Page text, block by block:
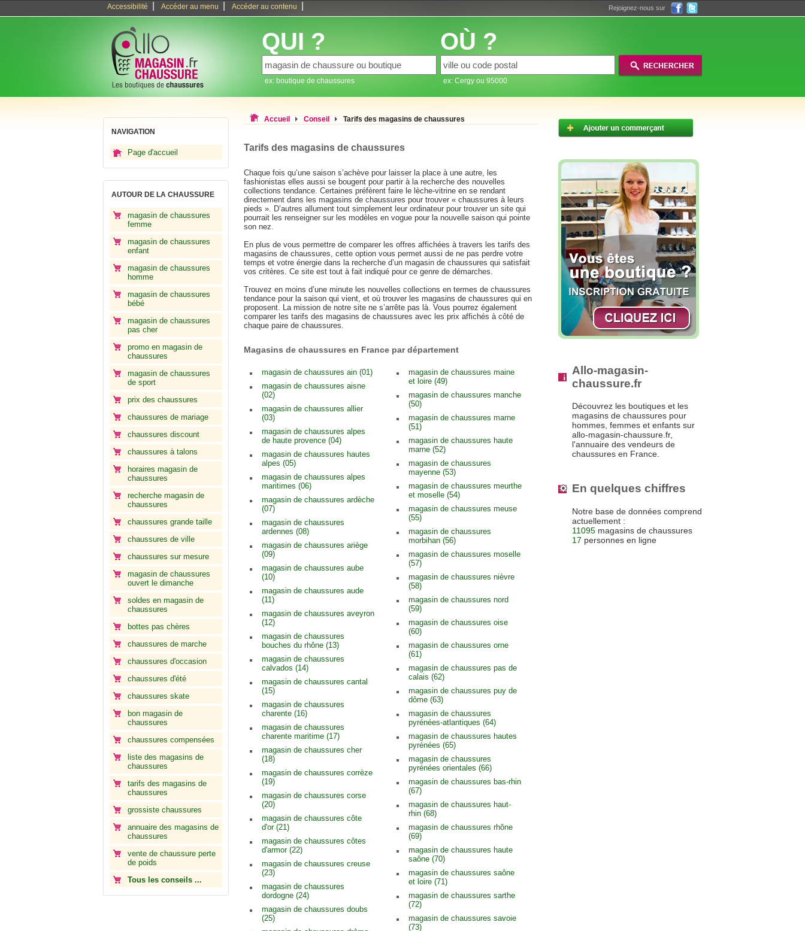
Accessibilité Accéder au menu Accéder au contenu Rejoignez-nous sur
QUI ?
ex: boutique de chaussures
OÙ ?
ex: Cergy ou 95000
NAVIGATION
Page d'accueil
AUTOUR DE LA CHAUSSURE
magasin de chaussures
femme
magasin de chaussures
enfant
magasin de chaussures
homme
magasin de chaussures
bébé
magasin de chaussures
pas cher
promo en magasin de
chaussures
magasin de chaussures
de sport
prix des chaussures
chaussures de mariage
chaussures discount
chaussures à talons
horaires magasin de
chaussures
recherche magasin de
chaussures
chaussures grande taille
chaussures de ville
chaussures sur mesure
magasin de chaussures
ouvert le dimanche
soldes en magasin de
chaussures
bottes pas chères
chaussures de marche
chaussures d'occasion
chaussures d'été
chaussures skate
bon magasin de
chaussures
chaussures compensées
liste des magasins de
chaussures
tarifs des magasins de
chaussures
grossiste chaussures
annuaire des magasins de
chaussures
vente de chaussure perte
de poids
Tous les conseils ...
Accueil Conseil Tarifs des magasins de chaussures
Tarifs des magasins de chaussures
Chaque fois qu’une saison s’achève pour laisser la place à une autre, les
fashionistas elles aussi se bougent pour partir à la recherche des nouvelles
collections tendance. Certaines préfèrent faire le lèche-vitrine en se rendant
directement dans les magasins de chaussures pour trouver « chaussures à leurs
pieds ». D’autres allument tout simplement leur ordinateur pour trouver un site qui
pourrait les renseigner sur les modèles en vogue pour la nouvelle saison qui pointe
son nez.
En plus de vous permettre de comparer les offres affichées à travers les tarifs des
magasins de chaussures, cette option vous permet aussi de ne pas perdre votre
temps et votre énergie dans la recherche d’un magasin de chaussures qui satisfait
vos critères. Ce site est tout à fait indiqué pour ce genre de démarches.
Trouvez en moins d’une minute les nouvelles collections en termes de chaussures
tendance pour la saison qui vient, et où trouver les magasins de chaussures qui en
proposent. La mission de notre site ne s’arrête pas là. Vous pourrez également
comparer les tarifs des magasins de chaussures avec les prix affichés à côté de
chaque paire de chaussures.
Magasins de chaussures en France par département
magasin de chaussures ain (01)
magasin de chaussures aisne
(02)
magasin de chaussures allier
(03)
magasin de chaussures alpes
de haute provence (04)
magasin de chaussures hautes
alpes (05)
magasin de chaussures alpes
maritimes (06)
magasin de chaussures ardèche
(07)
magasin de chaussures
ardennes (08)
magasin de chaussures ariège
(09)
magasin de chaussures aube
(10)
magasin de chaussures aude
(11)
magasin de chaussures aveyron
(12)
magasin de chaussures
bouches du rhône (13)
magasin de chaussures
calvados (14)
magasin de chaussures cantal
(15)
magasin de chaussures
charente (16)
magasin de chaussures
charente maritime (17)
magasin de chaussures cher
(18)
magasin de chaussures corrèze
(19)
magasin de chaussures corse
(20)
magasin de chaussures côte
d'or (21)
magasin de chaussures côtes
d'armor (22)
magasin de chaussures creuse
(23)
magasin de chaussures
dordogne (24)
magasin de chaussures doubs
(25)
magasin de chaussures maine
et loire (49)
magasin de chaussures manche
(50)
magasin de chaussures marne
(51)
magasin de chaussures haute
marne (52)
magasin de chaussures
mayenne (53)
magasin de chaussures meurthe
et moselle (54)
magasin de chaussures meuse
(55)
magasin de chaussures
morbihan (56)
magasin de chaussures moselle
(57)
magasin de chaussures nièvre
(58)
magasin de chaussures nord
(59)
magasin de chaussures oise
(60)
magasin de chaussures orne
(61)
magasin de chaussures pas de
calais (62)
magasin de chaussures puy de
dôme (63)
magasin de chaussures
pyrénées-atlantiques (64)
magasin de chaussures hautes
pyrénées (65)
magasin de chaussures
pyrénées orientales (66)
magasin de chaussures bas-rhin
(67)
magasin de chaussures haut-
rhin (68)
magasin de chaussures rhône
(69)
magasin de chaussures haute
saône (70)
magasin de chaussures saône
et loire (71)
magasin de chaussures sarthe
(72)
magasin de chaussures savoie
(73)
Allo-magasin-
chaussure.fr
Découvrez les boutiques et les
magasins de chaussures pour
hommes, femmes et enfants sur
allo-magasin-chaussure.fr,
l'annuaire des vendeurs de
chaussures en France.
En quelques chiffres
Notre base de données comprend
actuellement :
11095 magasins de chaussures
17 personnes en ligne